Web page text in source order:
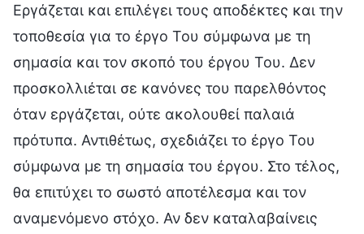
Εργάζεται και επιλέγει τους αποδέκτες και την
τοποθεσία για το έργο Του σύμφωνα με τη
σημασία και τον σκοπό του έργου Του. Δεν
προσκολλιέται σε κανόνες του παρελθόντος
όταν εργάζεται, ούτε ακολουθεί παλαιά
πρότυπα. Αντιθέτως, σχεδιάζει το έργο Του
σύμφωνα με τη σημασία του έργου. Στο τέλος,
θα επιτύχει το σωστό αποτέλεσμα και τον
αναμενόμενο στόχο. Αν δεν καταλαβαίνεις